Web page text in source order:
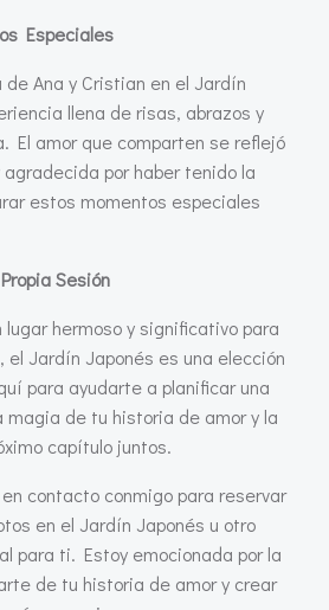
Especiales
de Ana y Cristian en el Jardín
llena de risas, abrazos y
El amor que comparten se reflejó
por haber tenido la
estos momentos especiales
Sesión
hermoso y significativo para
el Jardín Japonés es una elección
para ayudarte a planificar una
magia de tu historia de amor y la
capítulo juntos.
contacto conmigo para reservar
en el Jardín Japonés u otro
para ti. Estoy emocionada por la
de tu historia de amor y crear